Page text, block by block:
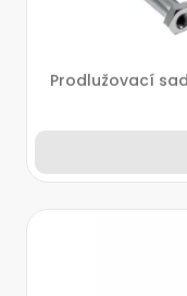
Prodlužovací